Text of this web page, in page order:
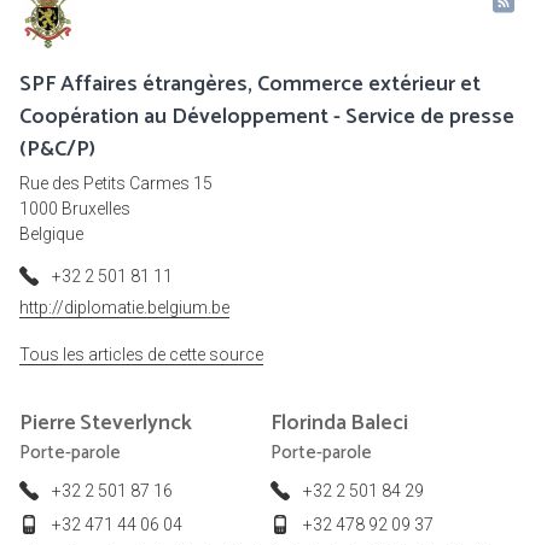
SPF Affaires étrangères, Commerce extérieur et
Coopération au Développement - Service de presse
(P&C/P)
Rue des Petits Carmes 15
1000 Bruxelles
Belgique
+32 2 501 81 11
http://diplomatie.belgium.be
Tous les articles de cette source
PierreSteverlynck
Porte-parole
+32 2 501 87 16
+32 471 44 06 04
Florinda Baleci
Porte-parole
+32 2 501 84 29
+32 478 92 09 37